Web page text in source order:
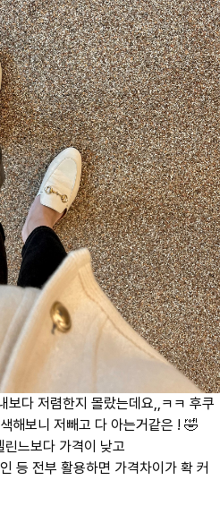
보다 저렴한지 몰랐는데요,,ㅋㅋ 후쿠
해보니 저빼고 다 아는거같은 ! 🤣
느보다 가격이 낮고
등 전부 활용하면 가격차이가 확 커